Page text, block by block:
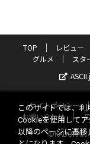
TOP レビュー
グルメ
スタ
サイトポリシー
お問い合わせ
このサイトでは、利
Cookieを使用して
以降のページに遷移